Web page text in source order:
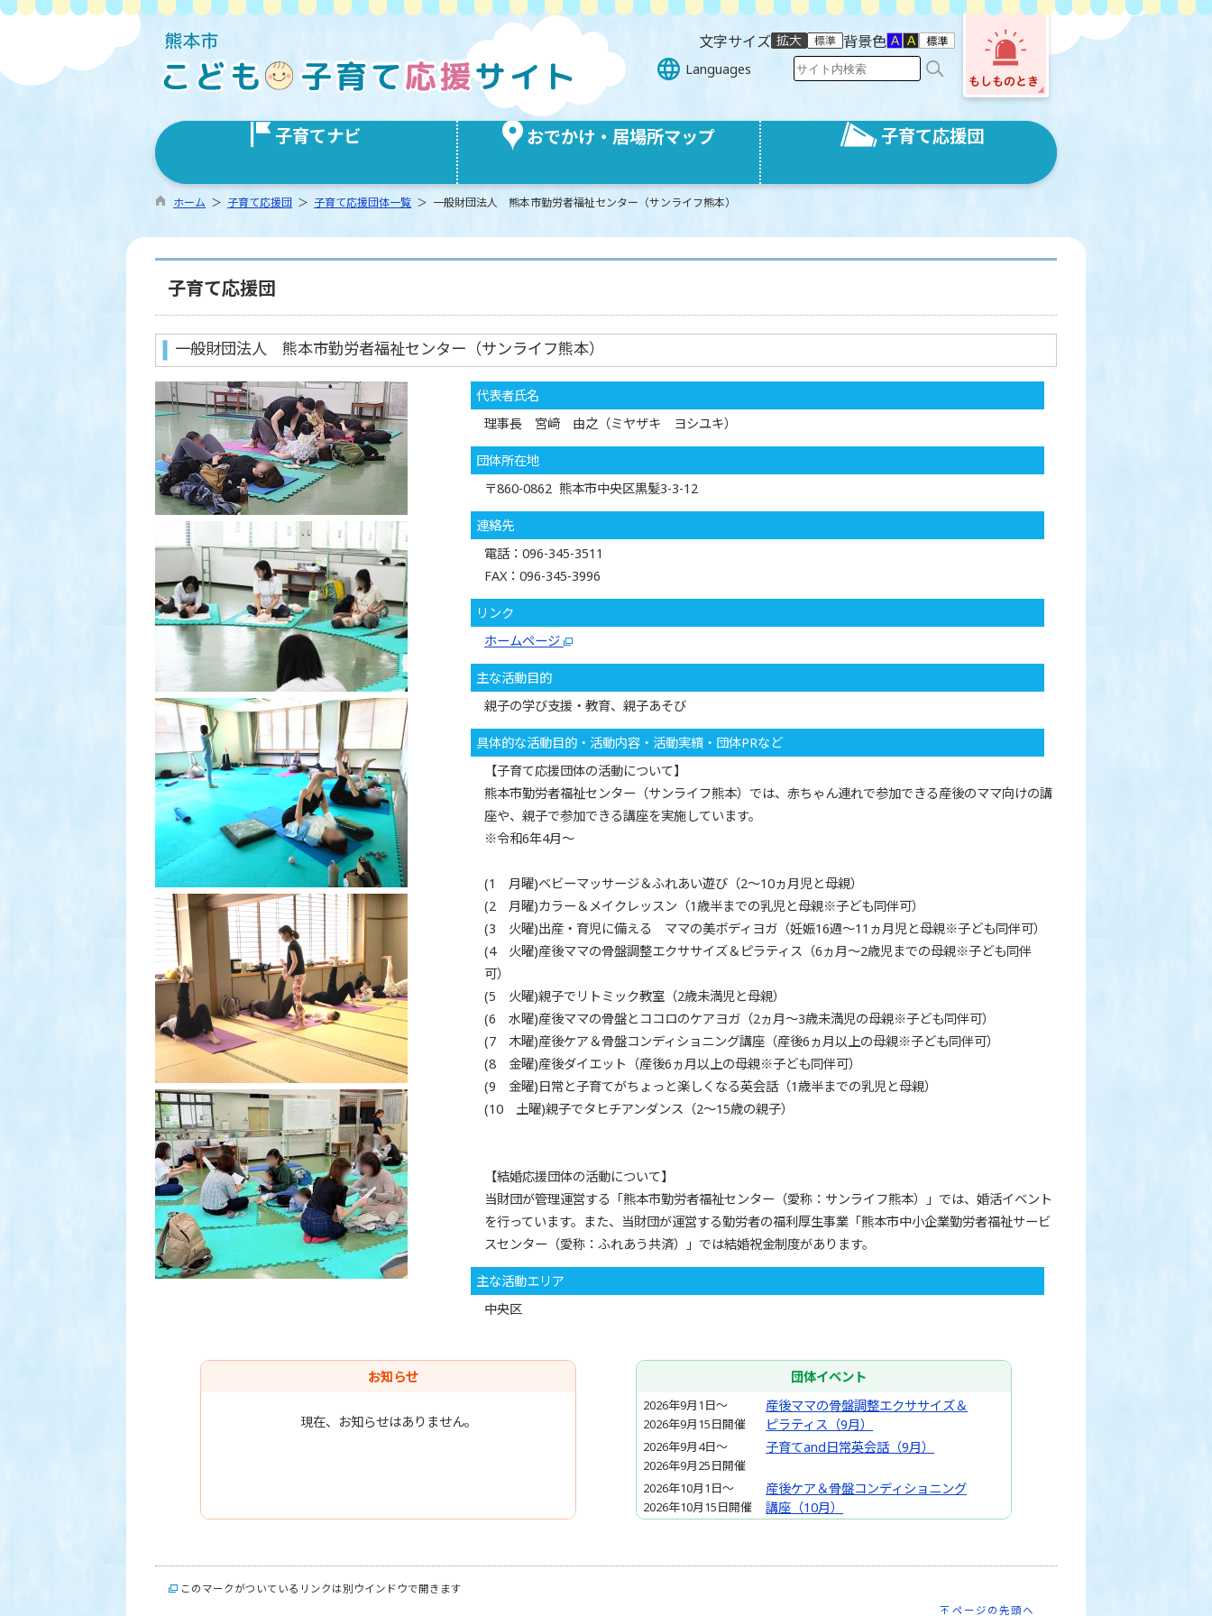
文字サイズ 背景色
Languages
子育てナビ おでかけ・居場所マップ 子育て応援団
ホーム ＞ 子育て応援団 ＞ 子育て応援団体一覧 ＞ 一般財団法人 熊本市勤労者福祉センター（サンライフ熊本）
子育て応援団
一般財団法人 熊本市勤労者福祉センター（サンライフ熊本）
代表者氏名
理事長 宮﨑 由之（ミヤザキ ヨシユキ）
団体所在地
〒860-0862 熊本市中央区黒髪3-3-12
連絡先
電話：096-345-3511
FAX：096-345-3996
リンク
ホームページ
主な活動目的
親子の学び支援・教育、親子あそび
具体的な活動目的・活動内容・活動実績・団体PRなど
【子育て応援団体の活動について】
熊本市勤労者福祉センター（サンライフ熊本）では、赤ちゃん連れで参加できる産後のママ向けの講
座や、親子で参加できる講座を実施しています。
※令和6年4月～
(1 月曜)ベビーマッサージ＆ふれあい遊び（2～10ヵ月児と母親）
(2 月曜)カラー＆メイクレッスン（1歳半までの乳児と母親※子ども同伴可）
(3 火曜)出産・育児に備える ママの美ボディヨガ（妊娠16週～11ヵ月児と母親※子ども同伴可）
(4 火曜)産後ママの骨盤調整エクササイズ＆ピラティス（6ヵ月～2歳児までの母親※子ども同伴
可）
(5 火曜)親子でリトミック教室（2歳未満児と母親）
(6 水曜)産後ママの骨盤とココロのケアヨガ（2ヵ月～3歳未満児の母親※子ども同伴可）
(7 木曜)産後ケア＆骨盤コンディショニング講座（産後6ヵ月以上の母親※子ども同伴可）
(8 金曜)産後ダイエット（産後6ヵ月以上の母親※子ども同伴可）
(9 金曜)日常と子育てがちょっと楽しくなる英会話（1歳半までの乳児と母親）
(10 土曜)親子でタヒチアンダンス（2～15歳の親子）
【結婚応援団体の活動について】
当財団が管理運営する「熊本市勤労者福祉センター（愛称：サンライフ熊本）」では、婚活イベント
を行っています。また、当財団が運営する勤労者の福利厚生事業「熊本市中小企業勤労者福祉サービ
スセンター（愛称：ふれあう共済）」では結婚祝金制度があります。
主な活動エリア
中央区
お知らせ
現在、お知らせはありません。
団体イベント
2026年9月1日～
2026年9月15日開催
産後ママの骨盤調整エクササイズ＆
ピラティス（9月）
2026年9月4日～
2026年9月25日開催
子育てand日常英会話（9月）
2026年10月1日～
2026年10月15日開催
産後ケア＆骨盤コンディショニング
講座（10月）
2026年10月5日～
ベビーマッサージ＆ふれあい遊び
もっと見る
このマークがついているリンクは別ウインドウで開きます
ページの先頭へ